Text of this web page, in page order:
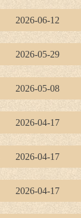
2026-06-12
2026-05-29
2026-05-08
2026-04-17
2026-04-17
2026-04-17